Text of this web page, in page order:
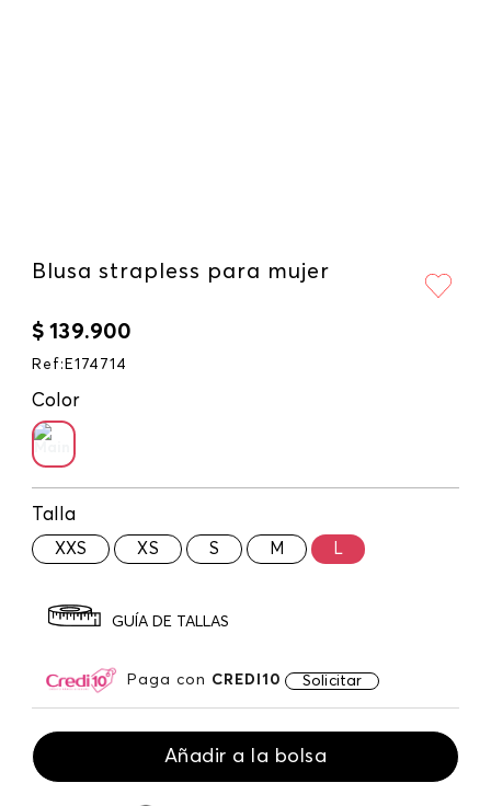
Blusa strapless para mujer
$ 139.900
Ref : E174714
Color
Talla
XXS XS S M L
GUÍA DE TALLAS
Paga con CREDI10 Solicitar
Añadir a la bolsa